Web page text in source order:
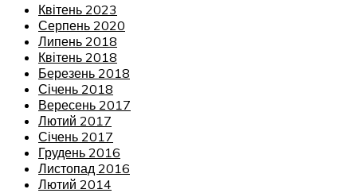
Квітень 2023
Серпень 2020
Липень 2018
Квітень 2018
Березень 2018
Січень 2018
Вересень 2017
Лютий 2017
Січень 2017
Грудень 2016
Листопад 2016
Лютий 2014